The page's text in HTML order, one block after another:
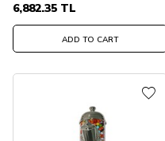
6,882.35 TL
ADD TO CART